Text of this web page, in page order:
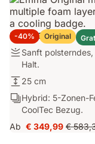
-40% Original
Emma Original+
Sanft
polsterndes,
umhüllendes
Gefühl
mit
ausgewogenem
Halt.
Sanft
Halt.
25
cm
25 cm
Hybrid:
Zonen-
Federn,
Hybrid: 5-Zonen-
CoolTec Bezug.
Ab
Preis
€ 349,99 €